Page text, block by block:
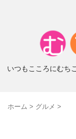
いつもこころにむち
ホーム > グルメ >